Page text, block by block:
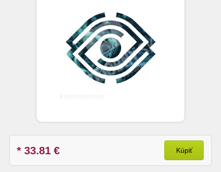
* 33.81 € Kúpiť